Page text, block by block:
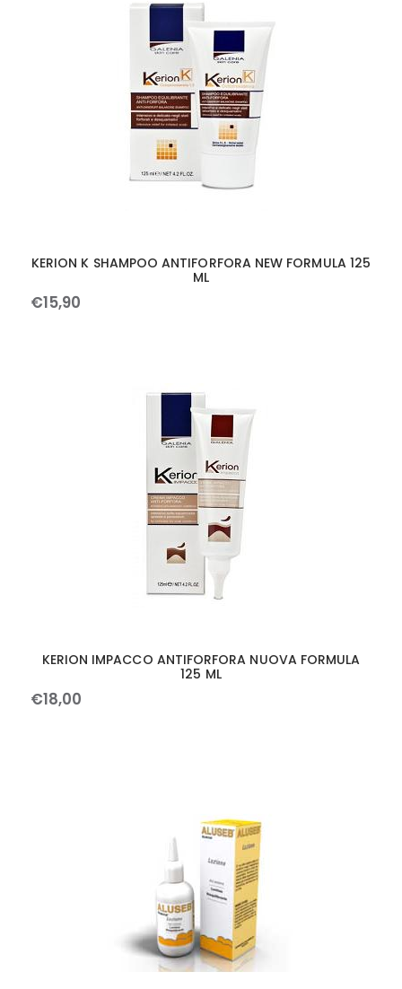
KERION K SHAMPOO ANTIFORFORA NEW FORMULA 125
ML
€15,90
KERION IMPACCO ANTIFORFORA NUOVA FORMULA
125 ML
€18,00